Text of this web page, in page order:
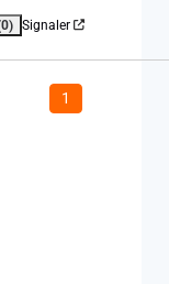
Signaler
1